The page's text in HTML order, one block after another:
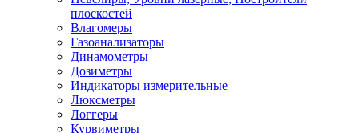
плоскостей
Влагомеры
Газоанализаторы
Динамометры
Дозиметры
Индикаторы измерительные
Люксметры
Логгеры
Курвиметры